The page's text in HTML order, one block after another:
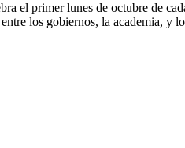
el primer lunes de octubre de
los gobiernos, la academia, y